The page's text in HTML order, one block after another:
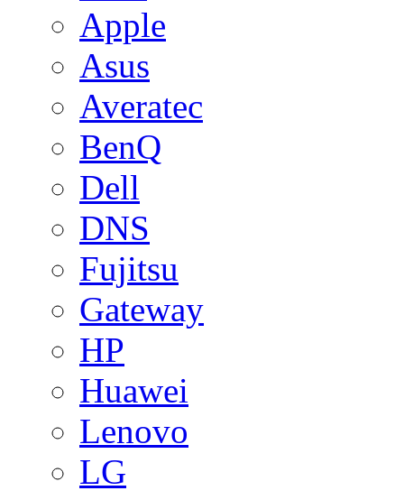
Apple
Asus
Averatec
BenQ
Dell
DNS
Fujitsu
Gateway
HP
Huawei
Lenovo
LG